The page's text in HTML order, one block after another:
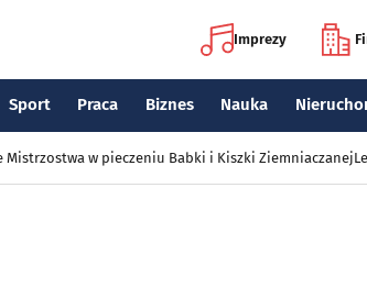
Imprezy
Sport Praca Biznes Nauka
Mistrzostwa w pieczeniu Babki i Kiszki Ziemniaczanej